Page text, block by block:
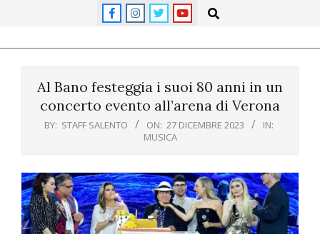
Search
Al Bano festeggia i suoi 80 anni in un
concerto evento all’arena di Verona
BY: STAFF SALENTO ON: 27 DICEMBRE 2023
IN:
MUSICA